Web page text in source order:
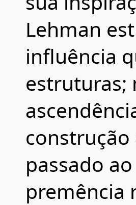
Lehman
influência
estruturas;
passado
premência